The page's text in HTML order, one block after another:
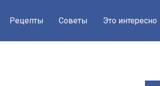
Рецепты Советы Это интересно